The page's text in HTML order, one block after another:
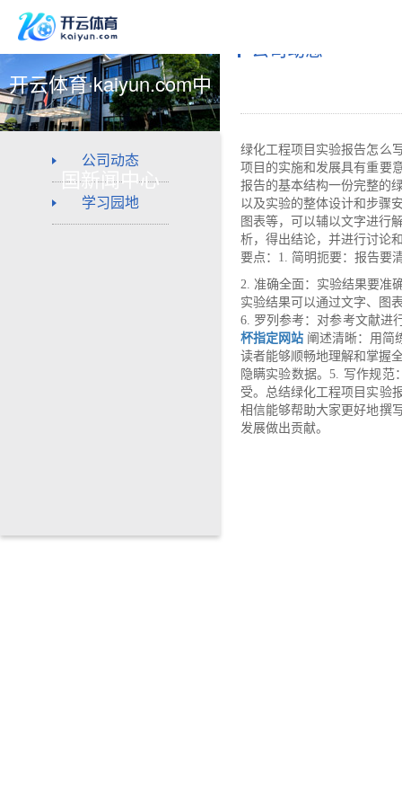
开云体育·kaiyun.com中
国新闻中心
公司动态
学习园地
公司动态
绿化工程项目实验报告怎么
项目的实施和发展具有重要
报告的基本结构一份完整的
以及实验的整体设计和步骤
图表等，可以辅以文字进行
析，得出结论，并进行讨论
要点：1. 简明扼要：报告要
2. 准确全面：实验结果要准
实验结果可以通过文字、图
6. 罗列参考：对参考文献进
杯指定网站阐述清晰：用简
读者能够顺畅地理解和掌握
隐瞒实验数据。5. 写作规
受。总结绿化工程项目实验
相信能够帮助大家更好地撰
发展做出贡献。